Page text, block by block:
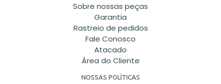
Sobre nossas peças
Garantia
Rastreio de pedidos
Fale Conosco
Atacado
Área do Cliente
NOSSAS POLÍTICAS